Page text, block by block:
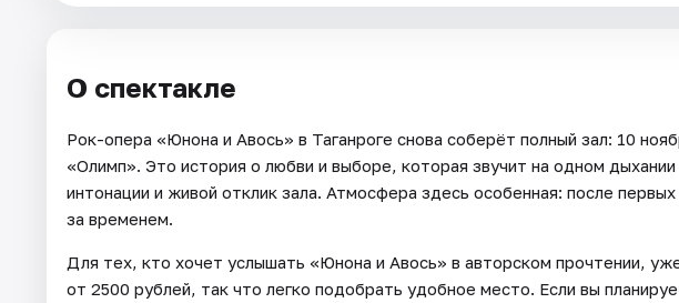
О спектакле
Рок-опера «Юнона и Авось» в Таганроге снова соберёт полный зал: 10
«Олимп». Это история о любви и выборе, которая звучит на одном
интонации и живой отклик зала. Атмосфера здесь особенная: после
за временем.
Для тех, кто хочет услышать «Юнона и Авось» в авторском прочтении,
от 2500 рублей, так что легко подобрать удобное место. Если вы